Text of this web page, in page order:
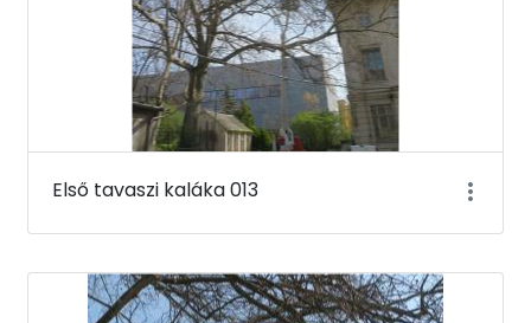
Első tavaszi kaláka 013